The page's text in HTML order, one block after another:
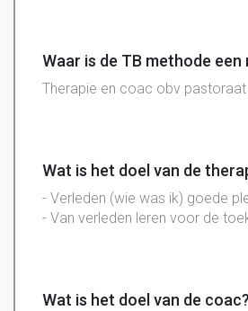
Waar is de TB methode een
Therapie en coac obv pastoraat
Wat is het doel van de
- Verleden (wie was ik) goede
- Van verleden leren voor de
Wat is het doel van de coac?